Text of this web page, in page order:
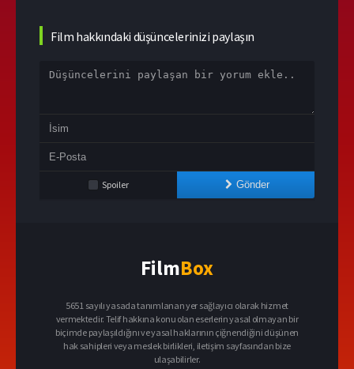
Film hakkındaki düşüncelerinizi paylaşın
Spoiler Gönder
FilmBox
5651 sayılı yasada tanımlanan yer sağlayıcı olarak hizmet
vermektedir. Telif hakkına konu olan eserlerin yasal olmayan bir
biçimde paylaşıldığını ve yasal haklarının çiğnendiğini düşünen
hak sahipleri veya meslek birlikleri, iletişim sayfasından bize
ulaşabilirler.